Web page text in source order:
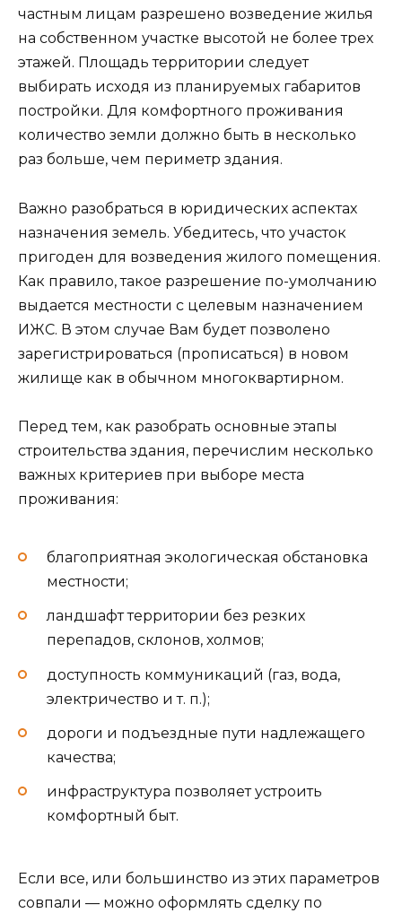
частным лицам разрешено возведение жилья
на собственном участке высотой не более трех
этажей. Площадь территории следует
выбирать исходя из планируемых габаритов
постройки. Для комфортного проживания
количество земли должно быть в несколько
раз больше, чем периметр здания.
Важно разобраться в юридических аспектах
назначения земель. Убедитесь, что участок
пригоден для возведения жилого помещения.
Как правило, такое разрешение по-умолчанию
выдается местности с целевым назначением
ИЖС. В этом случае Вам будет позволено
зарегистрироваться (прописаться) в новом
жилище как в обычном многоквартирном.
Перед тем, как разобрать основные этапы
строительства здания, перечислим несколько
важных критериев при выборе места
проживания:
благоприятная экологическая обстановка
местности;
ландшафт территории без резких
перепадов, склонов, холмов;
доступность коммуникаций (газ, вода,
электричество и т. п.);
дороги и подъездные пути надлежащего
качества;
инфраструктура позволяет устроить
комфортный быт.
Если все, или большинство из этих параметров
совпали — можно оформлять сделку по